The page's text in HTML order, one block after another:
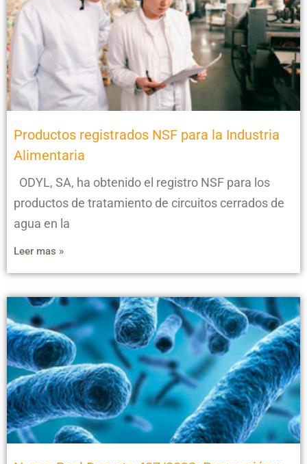
Productos registrados NSF para la Industria
Alimentaria
ODYL, SA, ha obtenido el registro NSF para los
productos de tratamiento de circuitos cerrados de
agua en la
Leer mas »